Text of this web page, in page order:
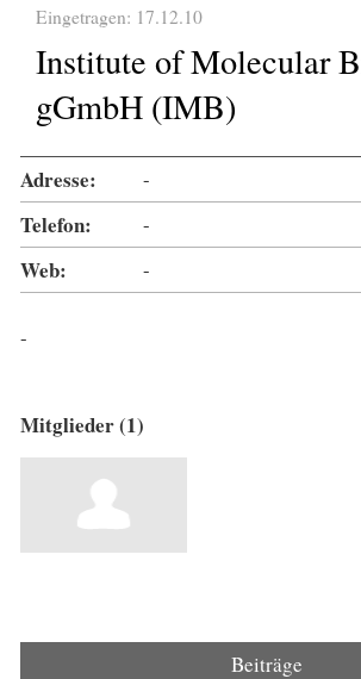
Eingetragen: 17.12.10
Institute of Molecular
gGmbH (IMB)
Adresse: -
Telefon: -
Web: -
-
Mitglieder (1)
Beiträge